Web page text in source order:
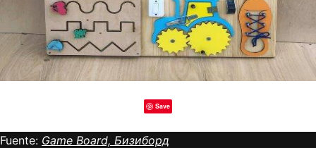
Save
Fuente: Game Board, Бизиборд